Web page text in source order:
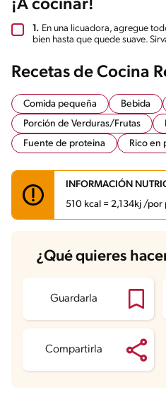
¡A cocinar!
1. En una licuadora, agregue
bien hasta que quede suave.
Recetas de Cocina
Comida pequeña Bebida
Porción de Verduras/Frutas
Fuente de proteina
Rico en
INFORMACIÓN
510 kcal = 2,134kj /por
Carbohidratos 62.1 g
Energía 510 kcal
Proteína
Grasas saturadas 4.8 g
Sodio 359.8 mg
¿Qué quieres
Guardarla
Compartirla